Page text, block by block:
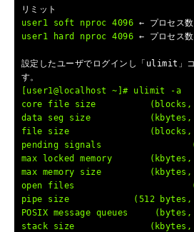
リミット
user1 soft nproc 4096 ← プロセス数
user1 hard nproc 4096 ← プロセス数
設定したユーザでログインし「ulimit」コ
す。
[user1@localhost ~]# ulimit -a
core file size (blocks,
data seg size (kbytes, -
file size (blocks, -f)
pending signals (-i)
max locked memory
max memory size (kbytes, -
open files (-n)
pipe size (512 bytes,
POSIX message queues (bytes,
stack size (kbytes, -